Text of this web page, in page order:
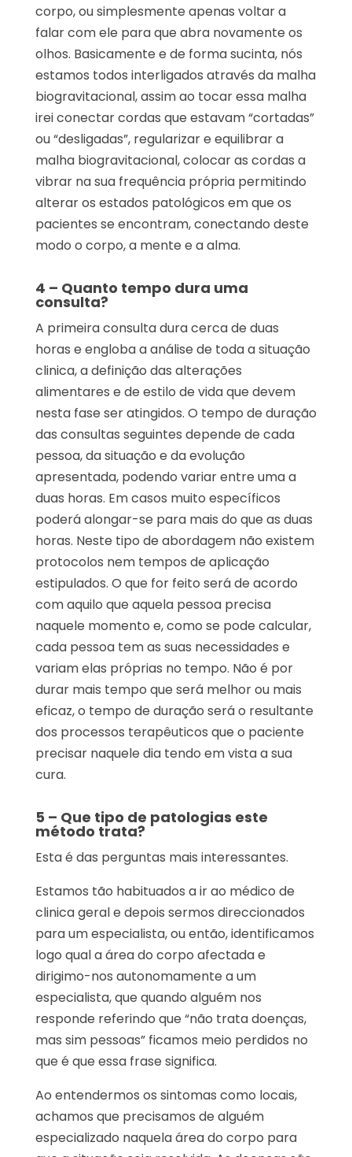
corpo, ou simplesmente apenas voltar a
falar com ele para que abra novamente os
olhos. Basicamente e de forma sucinta, nós
estamos todos interligados através da malha
biogravitacional, assim ao tocar essa malha
irei conectar cordas que estavam “cortadas”
ou “desligadas”, regularizar e equilibrar a
malha biogravitacional, colocar as cordas a
vibrar na sua frequência própria permitindo
alterar os estados patológicos em que os
pacientes se encontram, conectando deste
modo o corpo, a mente e a alma.
4 – Quanto tempo dura uma
consulta?
A primeira consulta dura cerca de duas
horas e engloba a análise de toda a situação
clinica, a definição das alterações
alimentares e de estilo de vida que devem
nesta fase ser atingidos. O tempo de duração
das consultas seguintes depende de cada
pessoa, da situação e da evolução
apresentada, podendo variar entre uma a
duas horas. Em casos muito específicos
poderá alongar-se para mais do que as duas
horas. Neste tipo de abordagem não existem
protocolos nem tempos de aplicação
estipulados. O que for feito será de acordo
com aquilo que aquela pessoa precisa
naquele momento e, como se pode calcular,
cada pessoa tem as suas necessidades e
variam elas próprias no tempo. Não é por
durar mais tempo que será melhor ou mais
eficaz, o tempo de duração será o resultante
dos processos terapêuticos que o paciente
precisar naquele dia tendo em vista a sua
cura.
5 – Que tipo de patologias este
método trata?
Esta é das perguntas mais interessantes.
Estamos tão habituados a ir ao médico de
clinica geral e depois sermos direccionados
para um especialista, ou então, identificamos
logo qual a área do corpo afectada e
dirigimo-nos autonomamente a um
especialista, que quando alguém nos
responde referindo que “não trata doenças,
mas sim pessoas” ficamos meio perdidos no
que é que essa frase significa.
Ao entendermos os sintomas como locais,
achamos que precisamos de alguém
especializado naquela área do corpo para